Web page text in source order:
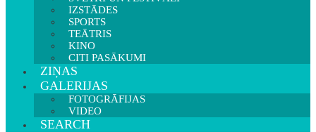
IZSTĀDES
SPORTS
TEĀTRIS
KINO
CITI PASĀKUMI
ZIŅAS
GALERIJAS
FOTOGRĀFIJAS
VIDEO
SEARCH